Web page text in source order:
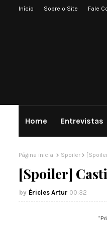
Início Sobre o Site Fale
Home Entrevistas
Página inicial Spoiler
[Spoiler]
Éricles Artur 00:32